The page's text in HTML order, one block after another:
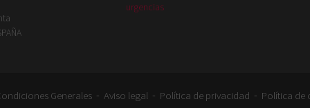
urgencias
Generales - Aviso legal - Política de privacidad - Política de